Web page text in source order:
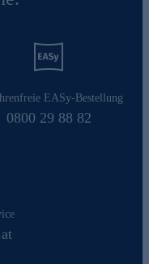
EASy-Bestellung
0800 29 88 82